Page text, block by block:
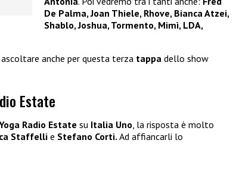
De Palma, Joan Thiele, Rhove, Bianca Atzei,
Shablo, Joshua, Tormento, Mimì, LDA,
anche per questa terza tappa dello show
Estate
Radio Estate su Italia Uno, la risposta è molto
Staffelli e Stefano Corti. Ad affiancarli lo